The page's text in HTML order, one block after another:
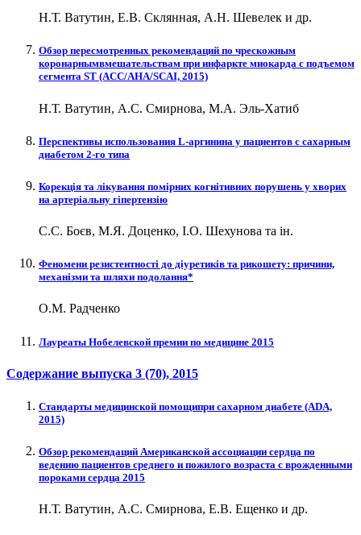
Н.Т. Ватутин, Е.В. Склянная, А.Н. Шевелек и др.
Обзор пересмотренных рекомендаций по чрескожным
коронарнымвмешательствам при инфаркте миокарда с подъемом
сегмента ST (ACC/AHA/SCAI, 2015)
Н.Т. Ватутин, А.С. Смирнова, М.А. Эль-Хатиб
Перспективы использования L-аргинина у пациентов с сахарным
диабетом 2-го типа
Корекція та лікування помірних когнітивних порушень у хворих
на артеріальну гіпертензію
С.С. Боєв, М.Я. Доценко, І.О. Шехунова та ін.
Феномени резистентності до діуретиків та рикошету: причини,
механізми та шляхи подолання*
О.М. Радченко
Лауреаты Нобелевской премии по медицине 2015
Содержание выпуска 3 (70), 2015
Стандарты медицинской помощипри сахарном диабете (ADA,
2015)
Обзор рекомендаций Американской ассоциации сердца по
ведению пациентов среднего и пожилого возраста с врожденными
пороками сердца 2015
Н.Т. Ватутин, А.С. Смирнова, Е.В. Ещенко и др.